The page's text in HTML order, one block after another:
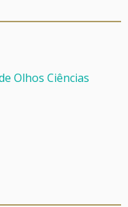
Olhos Ciências